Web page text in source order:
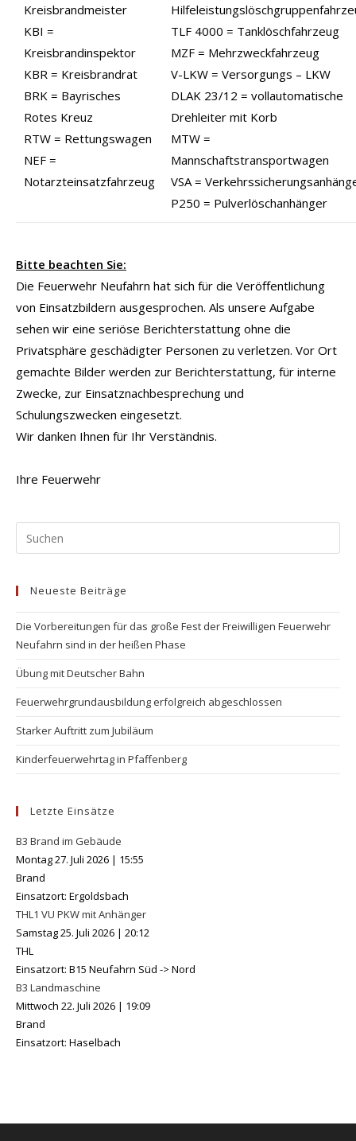
Kreisbrandmeister
KBI =
Kreisbrandinspektor
KBR = Kreisbrandrat
BRK = Bayrisches
Rotes Kreuz
RTW = Rettungswagen
NEF =
Notarzteinsatzfahrzeug
TLF 4000 = Tanklöschfahrzeug
MZF = Mehrzweckfahrzeug
V-LKW = Versorgungs – LKW
DLAK 23/12 = vollautomatische
Drehleiter mit Korb
MTW =
Mannschaftstransportwagen
VSA =
P250 = Pulverlöschanhänger
Bitte beachten Sie:
Die Feuerwehr Neufahrn hat sich für die Veröffentlichung
von Einsatzbildern ausgesprochen. Als unsere Aufgabe
sehen wir eine seriöse Berichterstattung ohne die
Privatsphäre geschädigter Personen zu verletzen. Vor Ort
gemachte Bilder werden zur Berichterstattung, für interne
Zwecke, zur Einsatznachbesprechung und
Schulungszwecken eingesetzt.
Wir danken Ihnen für Ihr Verständnis.
Ihre Feuerwehr
Neueste Beiträge
Die Vorbereitungen für das große Fest der Freiwilligen Feuerwehr
Neufahrn sind in der heißen Phase
Übung mit Deutscher Bahn
Feuerwehrgrundausbildung erfolgreich abgeschlossen
Starker Auftritt zum Jubiläum
Kinderfeuerwehrtag in Pfaffenberg
Letzte Einsätze
B3 Brand im Gebäude
Montag 27. Juli 2026 | 15:55
Brand
Einsatzort: Ergoldsbach
THL1 VU PKW mit Anhänger
Samstag 25. Juli 2026 | 20:12
THL
Einsatzort: B15 Neufahrn Süd -> Nord
B3 Landmaschine
Mittwoch 22. Juli 2026 | 19:09
Brand
Einsatzort: Haselbach